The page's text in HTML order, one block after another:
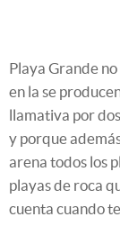
Playa Grande
en la se
llamativa por
y porque
arena todos los
playas de roca
cuenta cuando